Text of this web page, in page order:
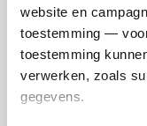
website en
toestemming —
toestemming
verwerken, zoals
gegevens.